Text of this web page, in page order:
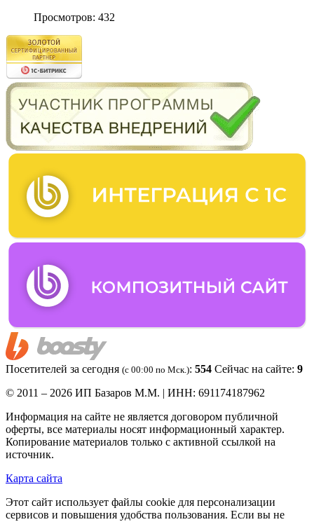
Просмотров: 432
Посетителей за сегодня (c 00:00 по Мск.): 554 Сейчас на сайте: 9
© 2011 – 2026 ИП Базаров М.М. | ИНН: 691174187962
Информация на сайте не является договором публичной
оферты, все материалы носят информационный характер.
Копирование материалов только с активной ссылкой на
источник.
Карта сайта
Этот сайт использует файлы cookie для персонализации
сервисов и повышения удобства пользования. Если вы не